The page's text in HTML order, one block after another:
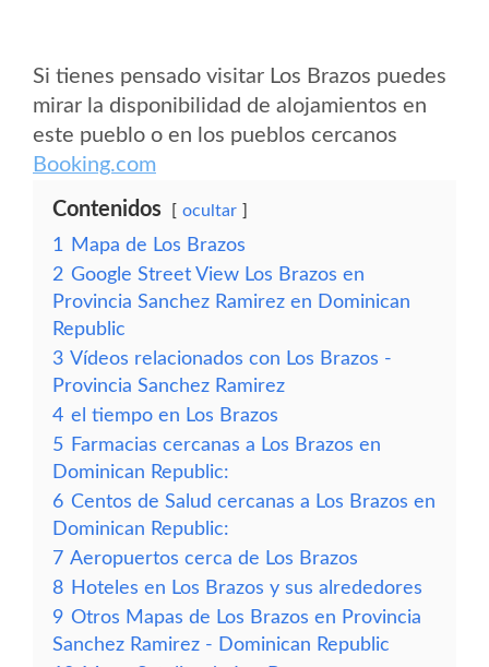
Si tienes pensado visitar Los Brazos puedes
mirar la disponibilidad de alojamientos en
este pueblo o en los pueblos cercanos
Booking.com
Contenidos ocultar
1
Mapa de Los Brazos
2 Google Street View Los Brazos en
Provincia Sanchez Ramirez en Dominican
Republic
3 Vídeos relacionados con Los Brazos -
Provincia Sanchez Ramirez
4 el tiempo en Los Brazos
5 Farmacias cercanas a Los Brazos en
Dominican Republic:
6 Centos de Salud cercanas a Los Brazos en
Dominican Republic:
7 Aeropuertos cerca de Los Brazos
8 Hoteles en Los Brazos y sus alrededores
9 Otros Mapas de Los Brazos en Provincia
Sanchez Ramirez - Dominican Republic